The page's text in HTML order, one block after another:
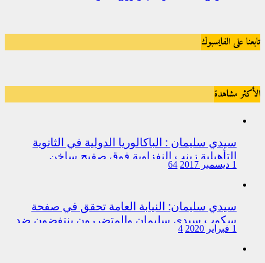
تابعنا على الفايسبوك
الأكثر مشاهدة
سيدي سليمان : الباكالوريا الدولية في الثانوية
التأهيلية زينب النفزاوية فوق صفيح ساخن
1 ديسمبر 2017 64
سيدي سليمان: النيابة العامة تحقق في صفحة
سكوب سيدي سليمان والمتضررون ينتفضون ضد
المتورطين من رجال الشرطة
1 فبراير 2020 4